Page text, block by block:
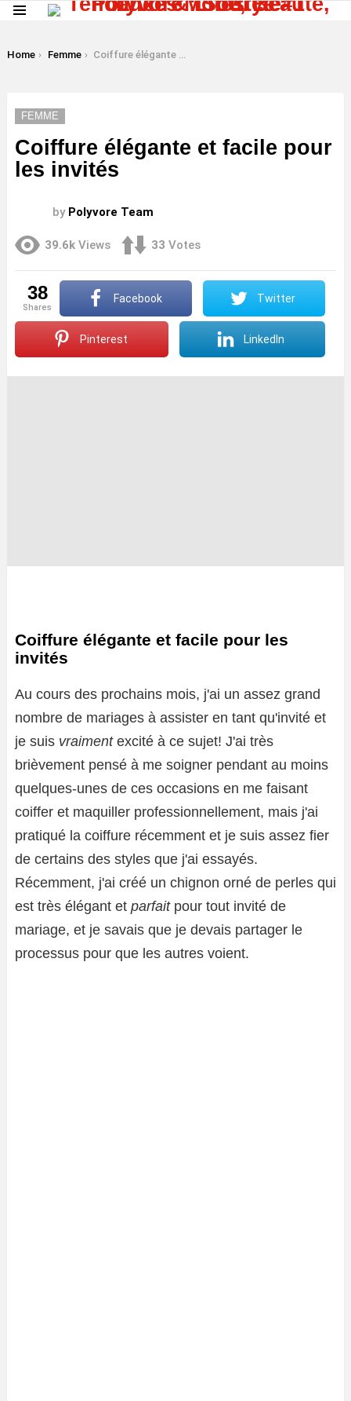
You are here:
Home Femme Coiffure élégante et facile pour les invités
FEMME
Coiffure élégante et facile pour
les invités
by Polyvore Team
39.6k Views 33 Votes
38
shares
Facebook Twitter
Pinterest LinkedIn
Coiffure élégante et facile pour les
invités
Au cours des prochains mois, j'ai un assez grand
nombre de mariages à assister en tant qu'invité et
je suis vraimentexcité à ce sujet! J'ai très
brièvement pensé à me soigner pendant au moins
quelques-unes de ces occasions en me faisant
coiffer et maquiller professionnellement, mais j'ai
pratiqué la coiffure récemment et je suis assez fier
de certains des styles que j'ai essayés.
Récemment, j'ai créé un chignon orné de perles qui
est très élégant et parfaitpour tout invité de
mariage, et je savais que je devais partager le
processus pour que les autres voient.